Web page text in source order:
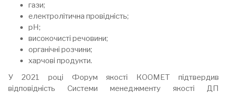
гази;
електролітична провідність;
pH;
високочисті речовини;
органічні розчини;
харчові продукти.
У 2021 році Форум якості КООМЕТ підтвердив
відповідність Системи менеджменту якості ДП